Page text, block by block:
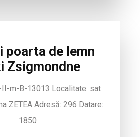
poarta de lemn
Zsigmondne
II-m-B-13013 Localitate: sat
ZETEA Adresă: 296 Datare:
1850